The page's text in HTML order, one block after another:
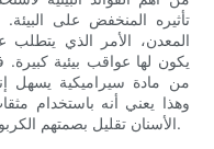
تأثيره المنخفض على
المعدن، الأمر الذي يتطلب
يكون لها عواقب بيئية
من مادة سيراميكية يسهل
وهذا يعني أنه باستخدام
الأسنان تقليل بصمتهم الكربونية بشكل كبير وتقليل تأثيرهم على البيئة.